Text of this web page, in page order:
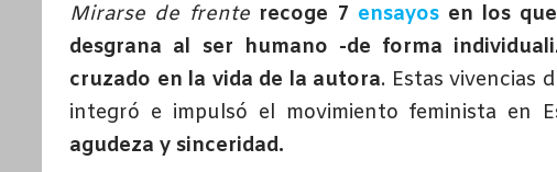
Mirarse de frente recoge 7 ensayosen los
desgrana al ser humano -de forma
cruzado en la vida de la autora. Estas vivencias
integró e impulsó el movimiento feminista en
agudeza y sinceridad.